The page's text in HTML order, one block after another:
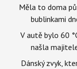
Měla to doma
bublinkami
V autě bylo 60
našla
Dánský zvyk,